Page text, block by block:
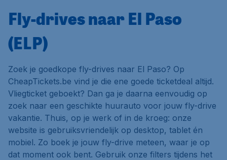
Fly-drives naar El Paso
(ELP)
Zoek je goedkope fly-drives naar El Paso? Op
CheapTickets.be vind je die ene goede ticketdeal altijd.
Vliegticket geboekt? Dan ga je daarna eenvoudig op
zoek naar een geschikte huurauto voor jouw fly-drive
vakantie. Thuis, op je werk of in de kroeg: onze
website is gebruiksvriendelijk op desktop, tablet én
mobiel. Zo boek je jouw fly-drive meteen, waar je op
dat moment ook bent. Gebruik onze filters tijdens het